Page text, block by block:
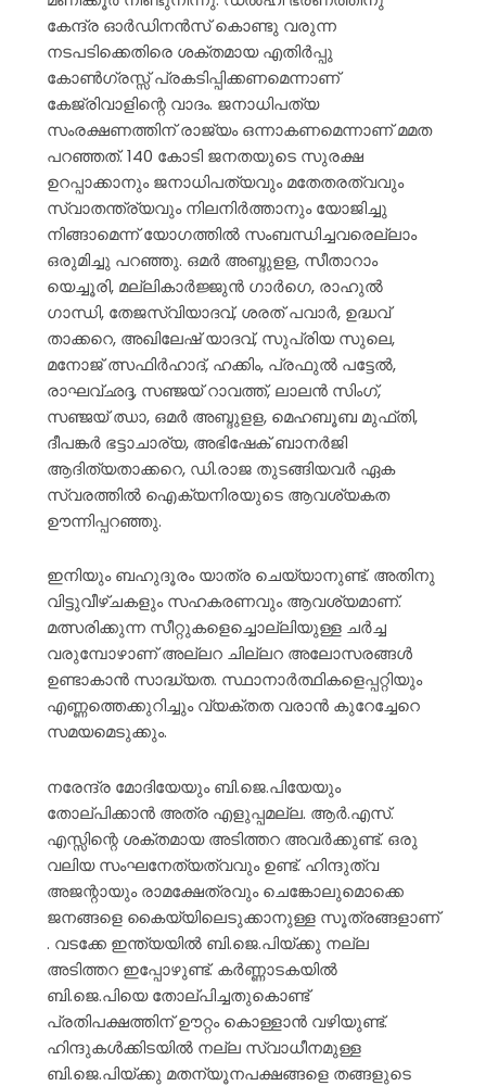
കേന്ദ്ര ഓർഡിനൻസ് കൊണ്ടു വരുന്ന
നടപടിക്കെതിരെ ശക്തമായ എതിർപ്പു
കോൺഗ്രസ്സ് പ്രകടിപ്പിക്കണമെന്നാണ്
കേജ്‌രിവാളിന്റെ വാദം. ജനാധിപത്യ
സംരക്ഷണത്തിന് രാജ്യം ഒന്നാകണമെന്നാണ് മമത
പറഞ്ഞത്. 140 കോടി ജനതയുടെ സുരക്ഷ
ഉറപ്പാക്കാനും ജനാധിപത്യവും മതേതരത്വവും
സ്വാതന്ത്ര്യവും നിലനിർത്താനും യോജിച്ചു
നിങ്ങാമെന്ന് യോഗത്തിൽ സംബന്ധിച്ചവരെല്ലാം
ഒരുമിച്ചു പറഞ്ഞു. ഒമർ അബ്ദുളള, സീതാറാം
യെച്ചൂരി, മല്ലികാർജ്ജുൻ ഗാർഗെ, രാഹുൽ
ഗാന്ധി, തേജസ്വിയാദവ്, ശരത് പവാർ, ഉദ്ധവ്
താക്കറെ, അഖിലേഷ് യാദവ്, സുപ്രിയ സുലെ,
മനോജ് ത്സഫിർഹാദ്, ഹക്കിം, പ്രഫുൽ പട്ടേൽ,
രാഘവ്ഛദ്ദ, സഞ്ജയ് റാവത്ത്, ലാലൻ സിംഗ്,
സഞ്ജയ് ഝാ, ഒമർ അബ്ദുളള, മെഹബൂബ മുഫ്തി,
ദീപങ്കർ ഭട്ടാചാര്യ, അഭിഷേക് ബാനർജി
ആദിത്യതാക്കറെ, ഡി.രാജ തുടങ്ങിയവർ ഏക
സ്വരത്തിൽ ഐക്യനിരയുടെ ആവശ്യകത
ഊന്നിപ്പറഞ്ഞു.
ഇനിയും ബഹുദൂരം യാത്ര ചെയ്യാനുണ്ട്. അതിനു
വിട്ടുവീഴ്ചകളും സഹകരണവും ആവശ്യമാണ്.
മത്സരിക്കുന്ന സീറ്റുകളെച്ചൊല്ലിയുള്ള ചർച്ച
വരുമ്പോഴാണ് അല്ലറ ചില്ലറ അലോസരങ്ങൾ
ഉണ്ടാകാൻ സാദ്ധ്യത. സ്ഥാനാർത്ഥികളെപ്പറ്റിയും
എണ്ണത്തെക്കുറിച്ചും വ്യക്തത വരാൻ കുറേച്ചേറെ
സമയമെടുക്കും.
നരേന്ദ്ര മോദിയേയും ബി.ജെ.പിയേയും
തോല്പിക്കാൻ അത്ര എളുപ്പമല്ല. ആർ.എസ്.
എസ്സിന്റെ ശക്തമായ അടിത്തറ അവർക്കുണ്ട്. ഒരു
വലിയ സംഘനേത്യത്വവും ഉണ്ട്. ഹിന്ദുത്വ
അജന്റായും രാമക്ഷേത്രവും ചെങ്കോലുമൊക്കെ
ജനങ്ങളെ കൈയ്യിലെടുക്കാനുള്ള സൂത്രങ്ങളാണ്
. വടക്കേ ഇന്ത്യയിൽ ബി.ജെ.പിയ്ക്കു നല്ല
അടിത്തറ ഇപ്പോഴുണ്ട്. കർണ്ണാടകയിൽ
ബി.ജെ.പിയെ തോല്പിച്ചതുകൊണ്ട്
പ്രതിപക്ഷത്തിന് ഊറ്റം കൊള്ളാൻ വഴിയുണ്ട്.
ഹിന്ദുകൾക്കിടയിൽ നല്ല സ്വാധീനമുള്ള
ബി.ജെ.പിയ്ക്കു മതന്യൂനപക്ഷങ്ങളെ തങ്ങളുടെ